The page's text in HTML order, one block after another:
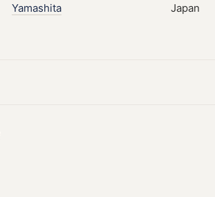
Yamashita Japan